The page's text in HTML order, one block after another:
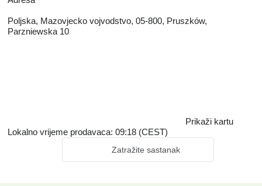
Poljska, Mazovjecko vojvodstvo, 05-800, Pruszków,
Parzniewska 10
Prikaži kartu
Lokalno vrijeme prodavaca: 09:18 (CEST)
Zatražite sastanak